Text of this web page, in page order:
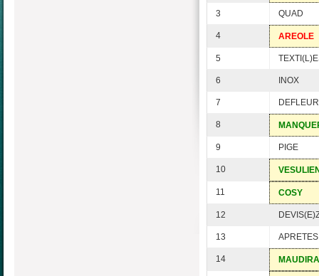
3 QUAD
4 AREOLE
5
6 INOX
7
8
9 PIGE
10
11 COSY
12
13 APRETES
14